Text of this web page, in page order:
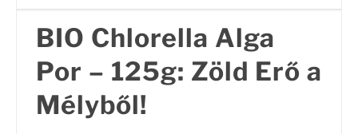
BIO Chlorella Alga
Por – 125g: Zöld Erő a
Mélyből!